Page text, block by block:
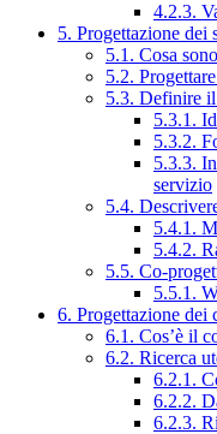
4.2.3.
5. Progettazione dei
5.1. Cosa
5.2.
5.3. Definire
5.3.1.
5.3.2.
5.3.3.
servizio
5.4.
5.4.1.
5.4.2.
5.5. Co-
5.5.1.
6. Progettazione dei
6.1. Cos’è il
6.2. Ricerca
6.2.1.
6.2.2.
6.2.3.